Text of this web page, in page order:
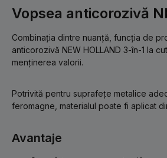
Vopsea anticorozivă
Combinația dintre nuanță, funcția de
anticorozivă NEW HOLLAND 3-în-1 la
menținerea valorii.
Potrivită pentru suprafețe metalice
feromagne, materialul poate fi aplicat
Avantaje